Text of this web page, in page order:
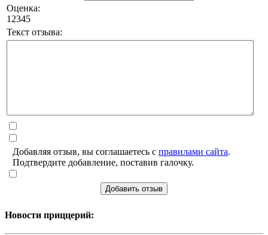
Оценка:
1 2345
Текст отзыва:
Добавляя отзыв, вы соглашаетесь с правилами сайта.
Подтвердите добавление, поставив галочку.
Добавить отзыв
Новости приццерий: